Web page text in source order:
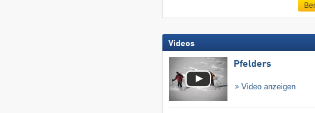
Videos
Pfelders
Video anzeigen